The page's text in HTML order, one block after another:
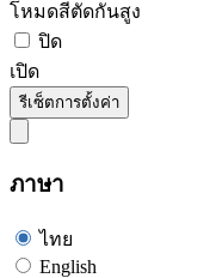
โหมดสีตัดกันสูง
ปิด
เปิด
รีเซ็ตการตั้งค่า
ภาษา
ไทย
English